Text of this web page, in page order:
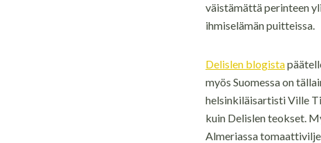
väistämättä perinteen
ihmiselämän puitteissa.
Delislen blogista
myös Suomessa on
helsinkiläisartisti Ville
kuin Delislen teokset.
Almeriassa